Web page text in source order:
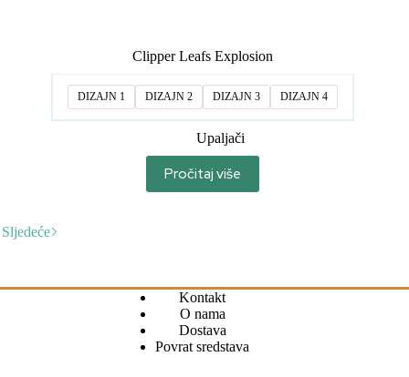
Clipper Leafs Explosion
DIZAJN 1 DIZAJN 2 DIZAJN 3 DIZAJN 4
Upaljači
Pročitaj više
Sljedeće
Kontakt
O nama
Dostava
Povrat sredstava